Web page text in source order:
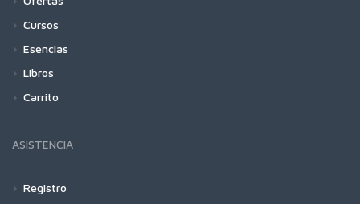
Cursos
Esencias
Libros
Carrito
ASISTENCIA
Registro